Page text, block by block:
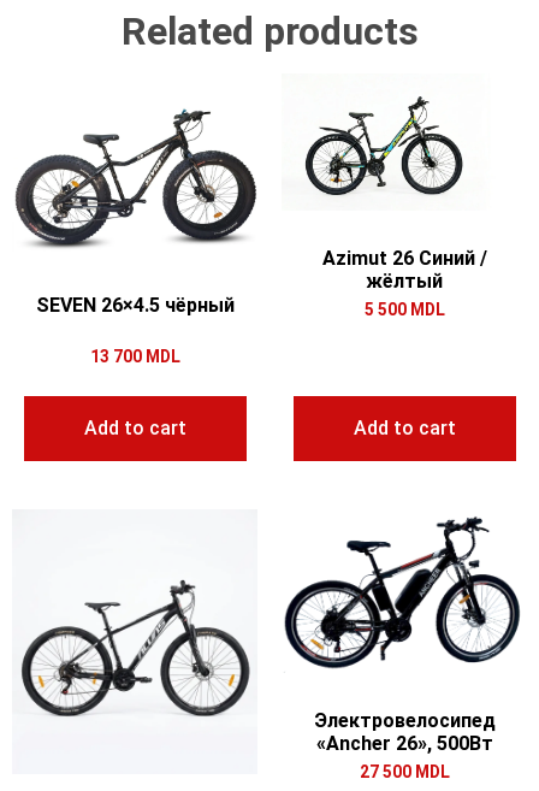
Related products
SEVEN 26×4.5 чёрный
13 700 MDL
Add to cart
Azimut 26 Синий /
жёлтый
5 500 MDL
Add to cart
Электровелосипед
«Ancher 26», 500Вт
27 500 MDL